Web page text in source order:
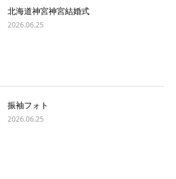
北海道神宮神宮結婚式
2026.06.25
振袖フォト
2026.06.25